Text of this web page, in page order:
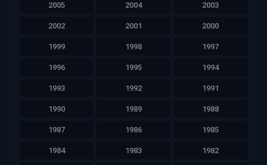
2005 2004 2003
2002 2001 2000
1999 1998 1997
1996 1995 1994
1993 1992 1991
1990 1989 1988
1987 1986 1985
1984 1983 1982